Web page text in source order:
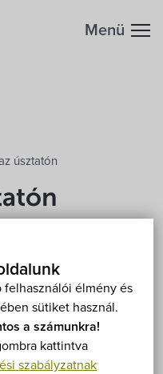
élmény és
sütiket használ.
a számunkra!
kattintva
szabályzatnak
Menü
úsztatón
tavaly elkészült
az elmúlt hétvégén
Köszönik jól